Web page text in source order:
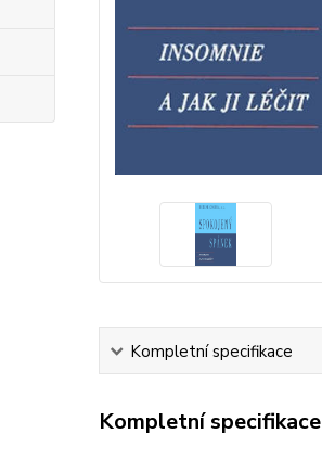
Kompletní specifikace
Kompletní specifikace